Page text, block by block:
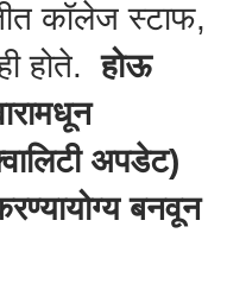
कॉलेज स्टाफ,
होते.होऊ
अपडेट)
बनवून